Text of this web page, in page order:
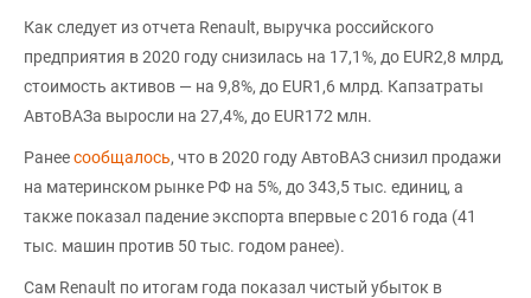
Как следует из отчета Renault, выручка российского
предприятия в 2020 году снизилась на 17,1%, до EUR2,8 млрд,
стоимость активов — на 9,8%, до EUR1,6 млрд. Капзатраты
АвтоВАЗа выросли на 27,4%, до EUR172 млн.
Ранеесообщалось, что в 2020 году АвтоВАЗ снизил продажи
на материнском рынке РФ на 5%, до 343,5 тыс. единиц, а
также показал падение экспорта впервые с 2016 года (41
тыс. машин против 50 тыс. годом ранее).
Сам Renault по итогам года показал чистый убыток в